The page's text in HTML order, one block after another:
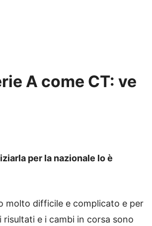
A come CT: ve
per la nazionale lo è
molto difficile e complicato e per
e i cambi in corsa sono